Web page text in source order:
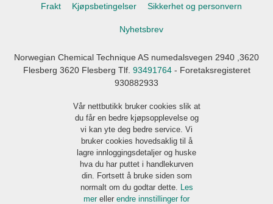
Frakt Kjøpsbetingelser Sikkerhet og personvern
Nyhetsbrev
Norwegian Chemical Technique AS numedalsvegen 2940 ,3620
Flesberg 3620 Flesberg Tlf. 93491764- Foretaksregisteret
930882933
Vår nettbutikk bruker cookies slik at
du får en bedre kjøpsopplevelse og
vi kan yte deg bedre service. Vi
bruker cookies hovedsaklig til å
lagre innloggingsdetaljer og huske
hva du har puttet i handlekurven
din. Fortsett å bruke siden som
normalt om du godtar dette.
Les
mer eller endre innstillinger for